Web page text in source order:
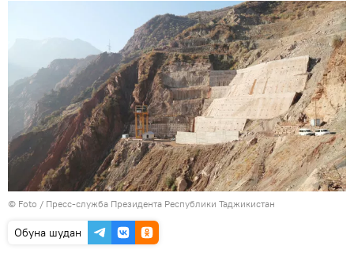
© Foto / Пресс-служба Президента Республики Таджикистан
Обуна шудан